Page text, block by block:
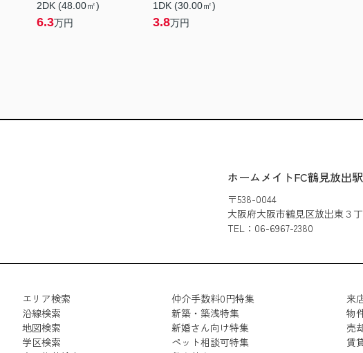
2DK (48.00㎡)
6.3万円
1DK (30.00㎡)
3.8万円
ホームメイトFC鶴見放出
〒538-0044
大阪府大阪市鶴見区放出東３
TEL：06-6967-2380
エリア検索
沿線検索
地図検索
学区検索
仲介手数料0円特集
新築・築浅特集
新婚さん向け特集
ペット相談可特集
来
物
売
賃